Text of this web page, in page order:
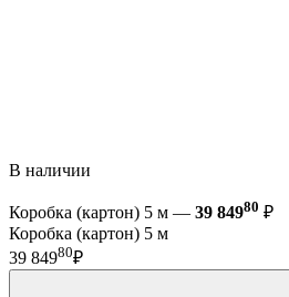
В наличии
Коробка (картон) 5 м — 39 84980 ₽
Коробка (картон) 5 м
39 84980₽